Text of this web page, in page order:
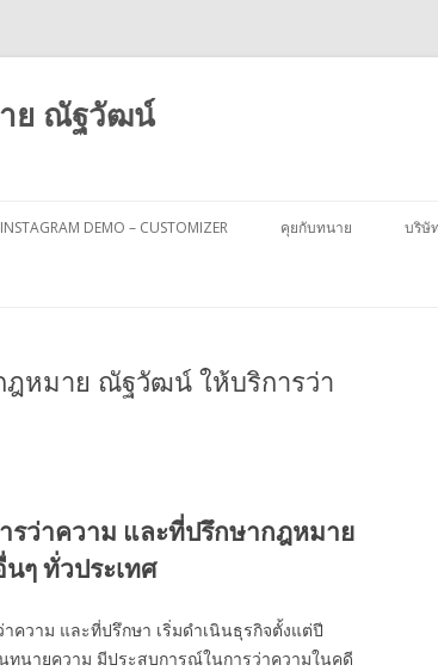
ย ณัฐวัฒน์
ไป
INSTAGRAM DEMO – CUSTOMIZER คุยกับทนาย บริษั
ฎหมาย ณัฐวัฒน์ ให้บริการว่า
ว่าความ และที่ปรึกษากฎหมาย
ๆ ทั่วประเทศ
ความ และที่ปรึกษา เริ่มดำเนินธุรกิจตั้งแต่ปี
นายความ มีประสบการณ์ในการว่าความในคดี